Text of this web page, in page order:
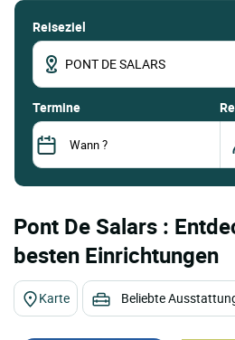
Reiseziel
termine
Pont De Salars :
besten Einrichtungen
Karte Beliebte